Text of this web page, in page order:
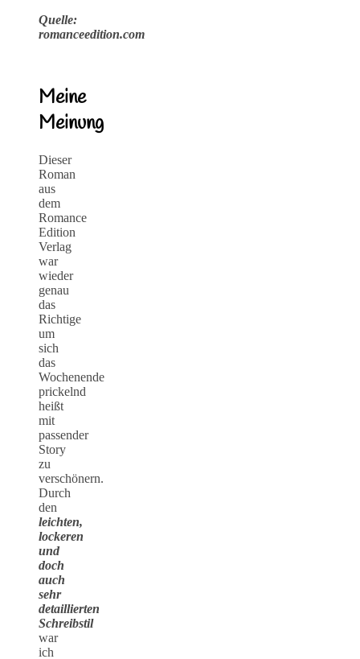
Quelle:
romanceedition.com
Meine
Meinung
Dieser
Roman
aus
dem
Romance
Edition
Verlag
war
wieder
genau
das
Richtige
um
sich
das
Wochenende
prickelnd
heißt
mit
passender
Story
zu
verschönern.
Durch
den
leichten,
lockeren
und
doch
auch
sehr
detaillierten
Schreibstil
war
ich